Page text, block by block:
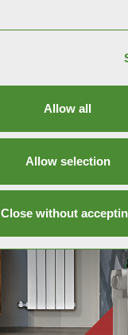
Allow all
Allow selection
Close without